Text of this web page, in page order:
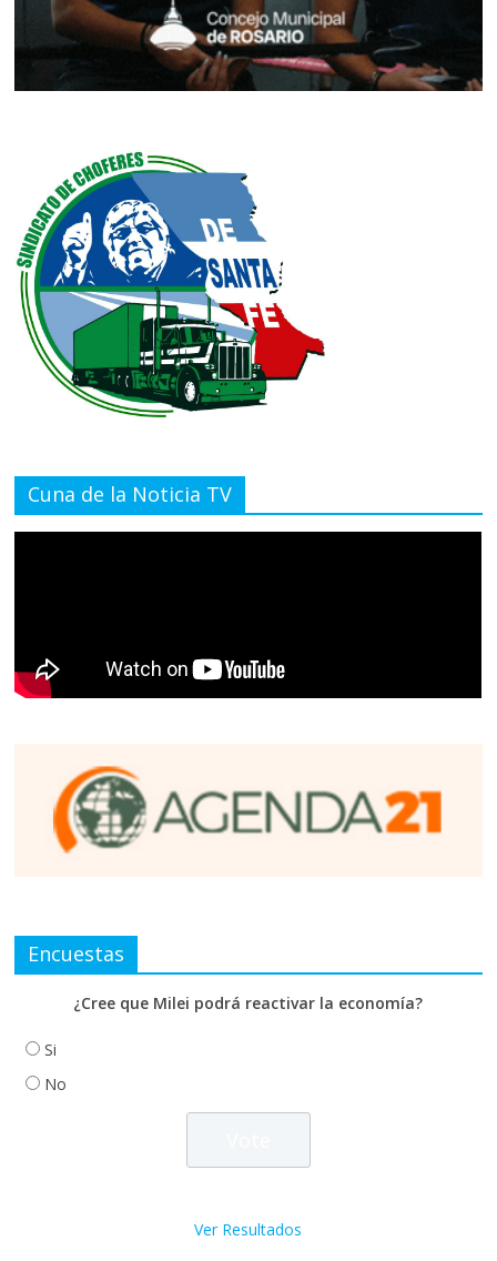
Cuna de la Noticia TV
Encuestas
¿Cree que Milei podrá reactivar la economía?
Si
No
Ver Resultados